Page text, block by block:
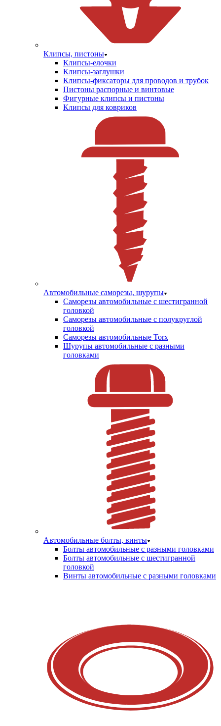
Клипсы, пистоны
Клипсы-елочки
Клипсы-заглушки
Клипсы-фиксаторы для проводов и трубок
Пистоны распорные и винтовые
Фигурные клипсы и пистоны
Клипсы для ковриков
Автомобильные саморезы, шурупы
Саморезы автомобильные с шестигранной
головкой
Саморезы автомобильные с полукруглой
головкой
Саморезы автомобильные Torx
Шурупы автомобильные с разными
головками
Автомобильные болты, винты
Болты автомобильные с разными головками
Болты автомобильные с шестигранной
головкой
Винты автомобильные с разными головками